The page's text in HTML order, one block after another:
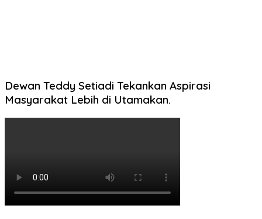
Dewan Teddy Setiadi Tekankan Aspirasi
Masyarakat Lebih di Utamakan.